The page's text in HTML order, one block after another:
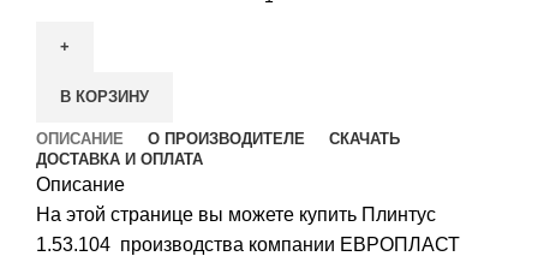
В КОРЗИНУ
ОПИСАНИЕ О ПРОИЗВОДИТЕЛЕ
СКАЧАТЬ
ДОСТАВКА И ОПЛАТА
Описание
На этой странице вы можете купить Плинтус
1.53.104 производства компании ЕВРОПЛАСТ